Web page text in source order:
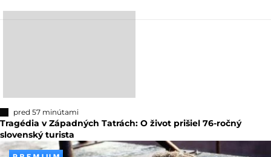
pred 57 minútami
Tragédia v Západných Tatrách: O život prišiel 76-ročný
slovenský turista